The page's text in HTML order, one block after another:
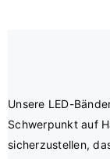
Unsere LED-
Schwerpunkt auf
sicherzustellen,